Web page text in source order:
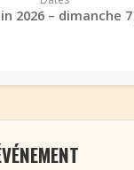
2026 – dimanche